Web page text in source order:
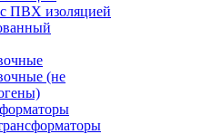
ПВХ изоляцией
(не